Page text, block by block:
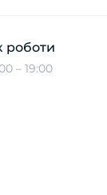
роботи
– 19:00